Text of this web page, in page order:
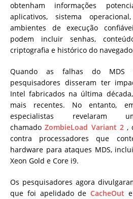
obtenham informações
aplicativos, sistema
ambientes de execução
podem incluir senhas,
criptografia e histórico do
Quando as falhas do MDS
pesquisadores disseram ter
Intel fabricados na última
mais recentes. No entanto,
especialistas revelaram
chamadoZombieLoad Variant 2,
contra processadores que
hardware para ataques MDS,
Xeon Gold e Core i9.
Os pesquisadores agora
que foi apelidado de CacheOut e